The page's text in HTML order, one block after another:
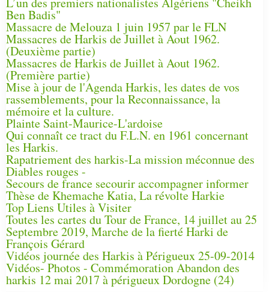
Ben Badis"
Massacre de Melouza 1 juin 1957 par le FLN
Massacres de Harkis de Juillet à Aout 1962.
(Deuxième partie)
Massacres de Harkis de Juillet à Aout 1962.
(Première partie)
Mise à jour de l'Agenda Harkis, les dates de vos
rassemblements, pour la Reconnaissance, la
mémoire et la culture.
Plainte Saint-Maurice-L'ardoise
Qui connaît ce tract du F.L.N. en 1961 concernant
les Harkis.
Rapatriement des harkis-La mission méconnue des
Diables rouges -
Secours de france secourir accompagner informer
Thèse de Khemache Katia, La révolte Harkie
Top Liens Utiles à Visiter
Toutes les cartes du Tour de France, 14 juillet au 25
Septembre 2019, Marche de la fierté Harki de
François Gérard
Vidéos journée des Harkis à Périgueux 25-09-2014
Vidéos- Photos - Commémoration Abandon des
harkis 12 mai 2017 à périgueux Dordogne (24)